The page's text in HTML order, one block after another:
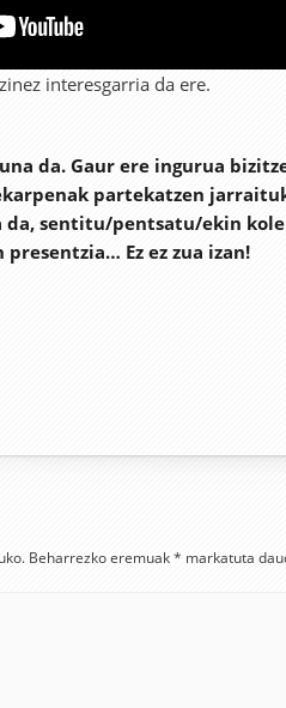
interesgarria da ere.
da. Gaur ere ingurua
partekatzen
da, sentitu/pentsatu/ekin
Ez ez zua izan!
Beharrezko eremuak* markatuta